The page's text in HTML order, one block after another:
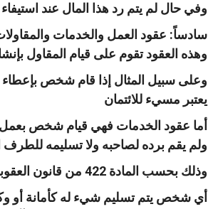
وفي حال لم يتم رد هذا المال عند
سادساً: عقود العمل والخدمات
وهذه العقود تقوم على قيام المقاول
وعلى سبيل المثال إذا قام شخص بإعطاء
يعتبر مسيء للائتمان
أما عقود الخدمات فهي قيام شخص
ولم يقم برده لصاحبه ولا تسليمه للطرف
وذلك بحسب المادة 422 من قانون العقوبات الأردني حيث تنص على أنه
أي شخص يتم تسليم شيء له كأمانة أو